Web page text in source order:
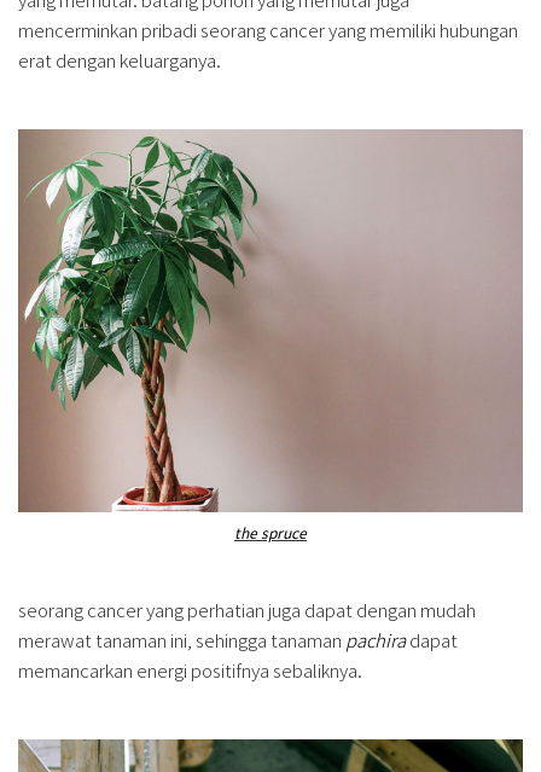
mencerminkan pribadi seorang cancer yang memiliki hubungan
erat dengan keluarganya.
the spruce
seorang cancer yang perhatian juga dapat dengan mudah
merawat tanaman ini, sehingga tanaman pachiradapat
memancarkan energi positifnya sebaliknya.